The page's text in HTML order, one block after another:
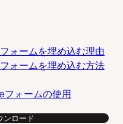
ォームを埋め込む理由
ォームを埋め込む方法
ォームの使用
ンロード